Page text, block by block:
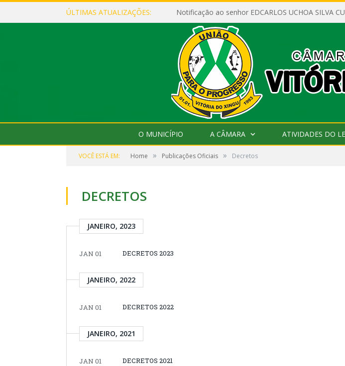
ÚLTIMAS ATUALIZAÇÕES: Notificação ao senhor EDCARLOS UCHOA SILVA
O MUNICÍPIO A CÂMARA ATIVIDADES DO
VOCÊ ESTÁ EM: Home » Publicações Oficiais » Decretos
DECRETOS
JANEIRO, 2023
JAN 01 DECRETOS 2023
JANEIRO, 2022
JAN 01 DECRETOS 2022
JANEIRO, 2021
JAN 01 DECRETOS 2021